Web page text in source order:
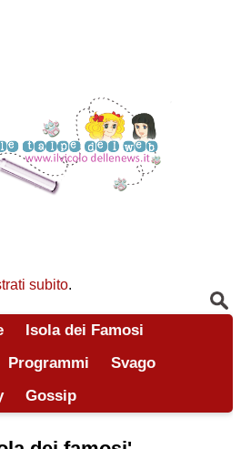
subito.
Isola dei Famosi
Programmi
Svago
Gossip